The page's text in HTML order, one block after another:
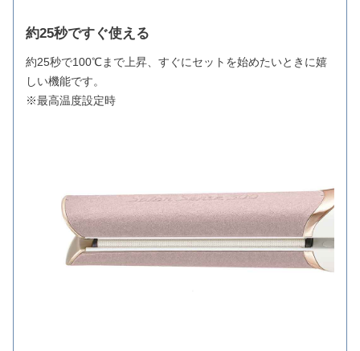
約25秒ですぐ使える
約25秒で100℃まで上昇、すぐにセットを始めたいときに嬉
しい機能です。
※最高温度設定時